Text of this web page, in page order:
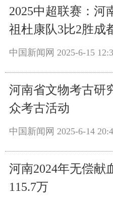
2025中超联赛：河
祖杜康队3比2胜成
中国新闻网 2025-6-15
河南省文物考古研
众考古活动
中国新闻网 2025-6-14
河南2024年无偿献
115.7万